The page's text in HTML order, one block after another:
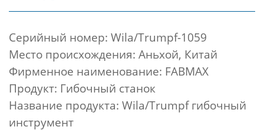
Cерийный номер: Wila/Trumpf-1059
Место происхождения: Аньхой, Китай
Фирменное наименование: FABMAX
Продукт: Гибочный станок
Название продукта: Wila/Trumpf гибочный
инструмент